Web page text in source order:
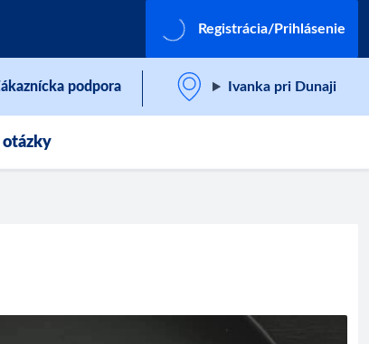
Registrácia/Prihlásenie
podpora Ivanka pri Dunaji
otázky